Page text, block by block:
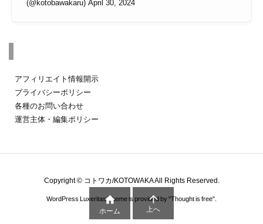
(@kotobawakaru) April 30, 2024
アフィリエイト情報開示
プライバシーポリシー
各種のお問い合わせ
運営主体・編集ポリシー
Copyright © コトワカ/KOTOWAKAAll Rights Reserved.
WordPress Luxeritas Theme is provided by "Thought is free".

ホーム

上へ